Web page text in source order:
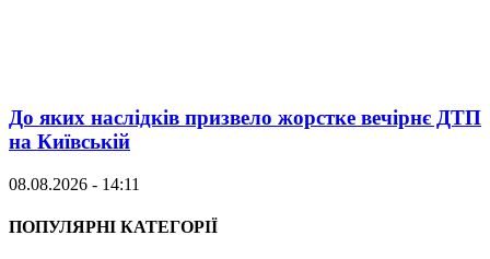
До яких наслідків призвело жорстке вечірнє ДТП
на Київській
08.08.2026 - 14:11
ПОПУЛЯРНІ КАТЕГОРІЇ